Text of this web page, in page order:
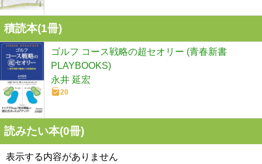
積読本(1冊)
ゴルフ コース戦略の超セオリー (青春新書
PLAYBOOKS)
永井 延宏
20
読みたい本(0冊)
表示する内容がありません